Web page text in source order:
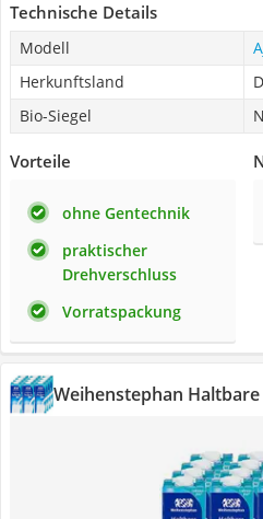
Technische Details
Modell
Herkunftsland
Bio-Siegel
Vorteile
ohne Gentechnik
praktischer
Drehverschluss
Vorratspackung
Weihenstephan